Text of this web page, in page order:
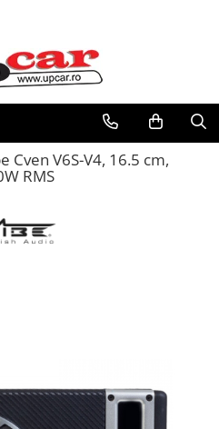
Cven V6S-V4, 16.5 cm,
RMS